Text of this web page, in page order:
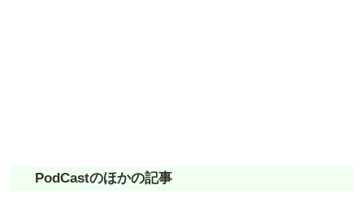
PodCastのほかの記事